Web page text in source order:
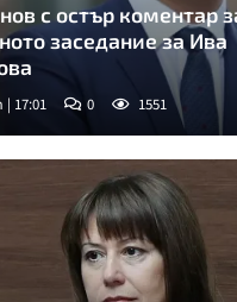
с остър коментар
заседание за Ива
| 17:01 0 1551